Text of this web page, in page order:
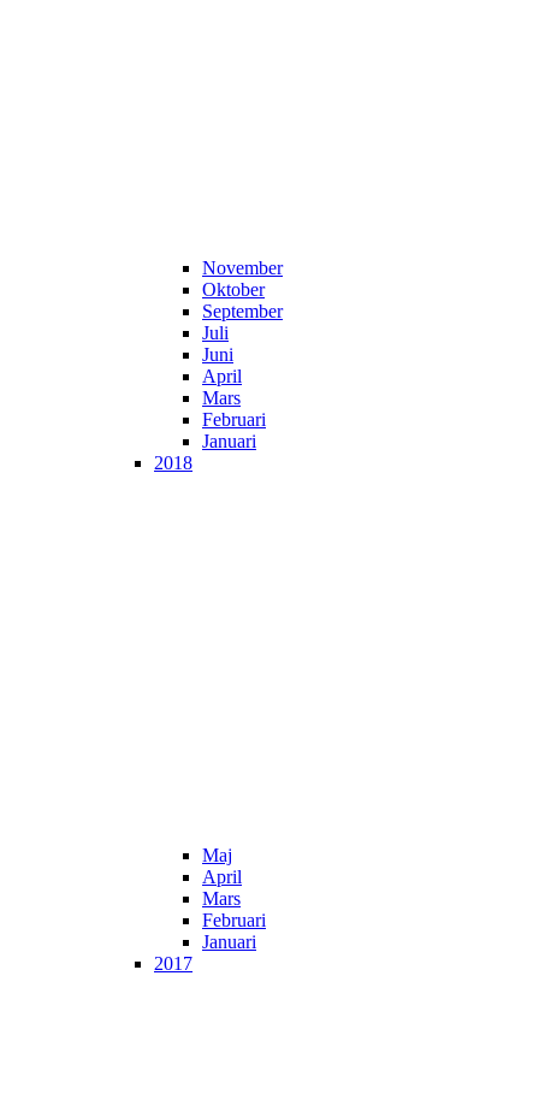
November
Oktober
September
Juli
Juni
April
Mars
Februari
Januari
2018
Maj
April
Mars
Februari
Januari
2017